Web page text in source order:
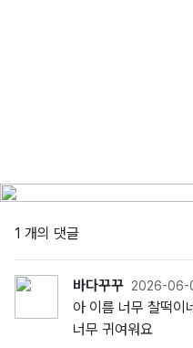
1 개의 댓글
바다꾸꾸 2026-06-
아 이름 너무 찰떡이
너무 귀여워요